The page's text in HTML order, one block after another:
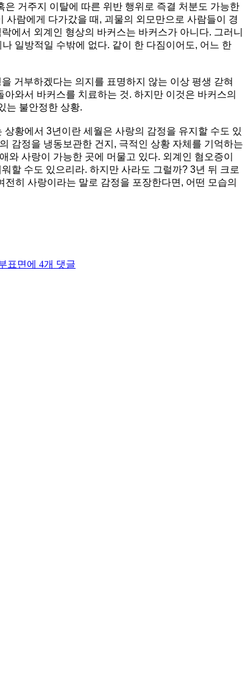
거주지 이탈에 따른 위반 행위로 즉결 처분도 가능한
람에게 다가갔을 때, 괴물의 외모만으로 사람들이 경
에서 외계인 형상의 바커스는 바커스가 아니다. 그러니
일방적일 수밖에 없다. 같이 한 다짐이어도, 어느 한
거부하겠다는 의지를 표명하지 않는 이상 평생 갇혀
와서 바커스를 치료하는 것. 하지만 이것은 바커스의
는 불안정한 상황.
황에서 3년이란 세월은 사랑의 감정을 유지할 수도 있
감정을 냉동보관한 건지, 극적인 상황 자체를 기억하는
사랑이 가능한 곳에 머물고 있다. 외계인 혐오증이
할 수도 있으리라. 하지만 사라도 그럴까? 3년 뒤 크로
히 사랑이라는 말로 감정을 포장한다면, 어떤 모습의
표면[영
에 4개 댓글